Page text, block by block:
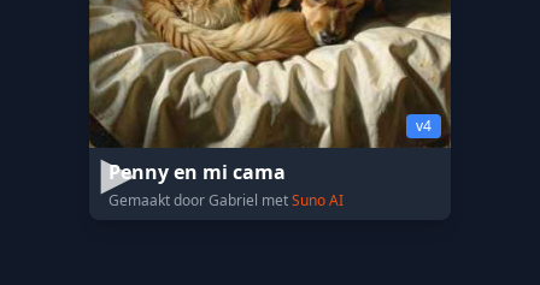
v4
Penny en mi cama
Gemaakt door Gabriel metSuno AI